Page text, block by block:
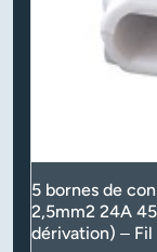
5 bornes de
2,5mm2 24A
dérivation) –